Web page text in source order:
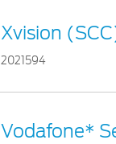
Xvision
2021594
Vodafone*